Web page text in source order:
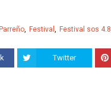
Festival Festival sos 4.8
Twitter